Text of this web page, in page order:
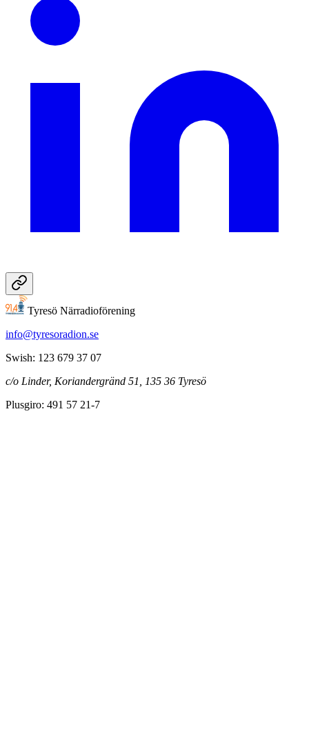
Tyresö Närradioförening
info@tyresoradion.se
Swish: 123 679 37 07
c/o Linder, Koriandergränd 51, 135 36 Tyresö
Plusgiro: 491 57 21-7